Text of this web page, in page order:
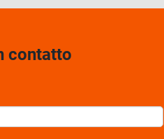
contatto